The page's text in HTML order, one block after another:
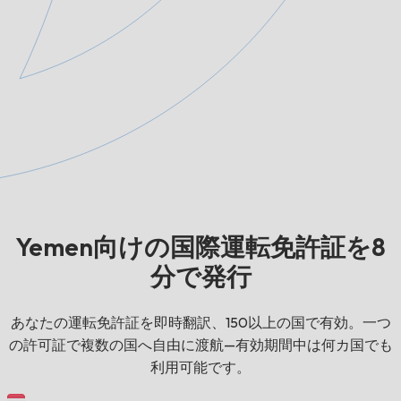
Yemen向けの国際運転免許証を8
分で発行
あなたの運転免許証を即時翻訳、150以上の国で有効。一つ
の許可証で複数の国へ自由に渡航—有効期間中は何カ国でも
利用可能です。